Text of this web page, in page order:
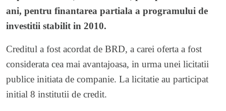
ani, pentru finantarea partiala a programului de
investitii stabilit in 2010.
Creditul a fost acordat de BRD, a carei oferta a fost
considerata cea mai avantajoasa, in urma unei licitatii
publice initiata de companie. La licitatie au participat
initial 8 institutii de credit.